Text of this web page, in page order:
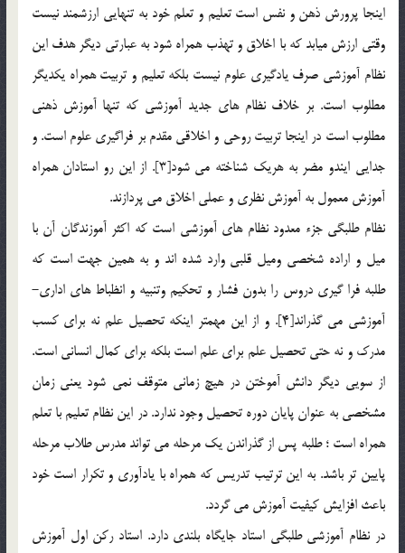
اينجا پرورش ذهن و نفس است تعليم و تعلم خود به تنهايي ارزشمند نيست
وقتي ارزش ميابد که با اخلاق و تهذب همراه شود به عبارتي ديگر هدف اين
نظام آموزشي صرف يادگيري علوم نيست بلکه تعليم و تربيت همراه يکديگر
مطلوب است. بر خلاف نظام هاي جديد آموزشي که تنها آموزش ذهني
مطلوب است در اينجا تربيت روحي و اخلاقي مقدم بر فراگيري علوم است. و
جدايي ايندو مضر به هريک شناخته مي شود[3]. از اين رو استادان همراه
آموزش معمول به آموزش نظري و عملي اخلاق مي پردازند.
نظام طلبگي جزء معدود نظام هاي آموزشي است که اکثر آموزندگان آن با
ميل و اراده شخصي وميل قلبي وارد شده اند و به همين جهت است که
طلبه فرا گيري دروس را بدون فشار و تحکيم وتنبيه و انظباط هاي اداري-
آموزشي مي گذراند[4]. و از اين مهمتر اينکه تحصيل علم نه براي کسب
مدرک و نه حتي تحصيل علم براي علم است بلکه براي کمال انساني است.
از سويي ديگر دانش آموختن در هيچ زماني متوقف نمي شود يعني زمان
مشخصي به عنوان پايان دوره تحصيل وجود ندارد. در اين نظام تعليم با تعلم
همراه است ؛ طلبه پس از گذراندن يک مرحله مي تواند مدرس طلاب مرحله
پايين تر باشد. به اين ترتيب تدريس که همراه با يادآوري و تکرار است خود
باعث افزايش کيفيت آموزش مي گردد.
در نظام آموزشي طلبگي استاد جايگاه بلندي دارد. استاد رکن اول آموزش